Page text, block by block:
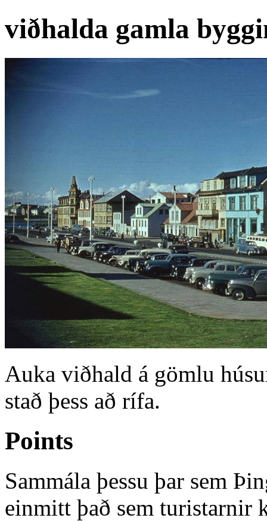
viðhalda gamla
Auka viðhald á gömlu
stað þess að rífa.
Points
Sammála þessu þar sem
einmitt það sem turistarnir